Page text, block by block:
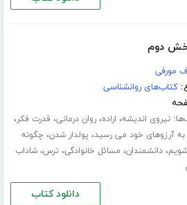
دوم
مورفی
کتاب‌های روانشناسی
نیروی اندیشه، اراده،روان درمانی، قدرت فکر،
به آرزوهای خود می رسید، پولدار شدن، چگونه
،دانشمندان، مسائل خانوادگی، ترس،شاداب
دانلود کتاب